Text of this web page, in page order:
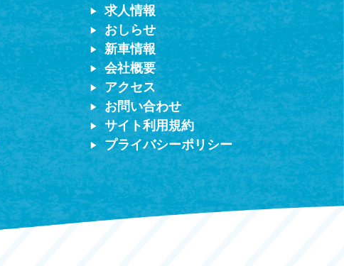
求人情報
おしらせ
新車情報
会社概要
アクセス
お問い合わせ
サイト利用規約
プライバシーポリシー